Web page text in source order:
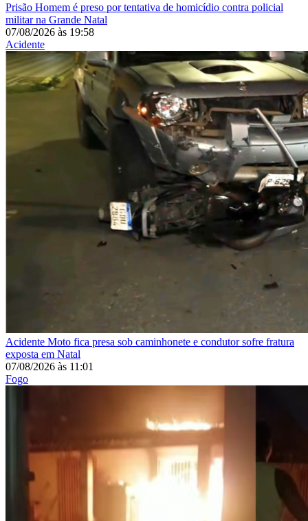
Prisão Homem é preso por tentativa de homicídio contra policial
militar na Grande Natal
07/08/2026 às 19:58
Acidente
Acidente Moto fica presa sob caminhonete e condutor sofre fratura
exposta em Natal
07/08/2026 às 11:01
Fogo